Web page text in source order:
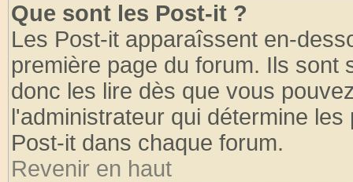
Que sont les Post-it ?
Les Post-it apparaîssent en-
première page du forum. Ils
donc les lire dès que vous
l'administrateur qui détermine
Post-it dans chaque forum.
Revenir en haut